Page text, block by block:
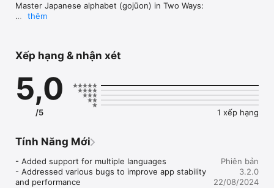
Master Japanese alphabet (gojūon) in Two Ways:
right pronunciation.
Key Features:
◆ Organized Learning: Master the "50 Sounds" by breaking
them down into 20 manageable groups.
◆ Flashcard Game: Reinforce your memory with our
to the correct characters or vice versa.
◆ Basic Word Groups: Learn basic words associated with each
character to help you memorize and apply them.
Why Choose Kana Quiz Flashcard?
thêm
Xếp hạng & nhận xét
5,0
/5 1 xếp hạng
Tính Năng Mới
- Added support for multiple languages
- Addressed various bugs to improve app stability
and performance
Phiên bản
3.2.0
22/08/2024